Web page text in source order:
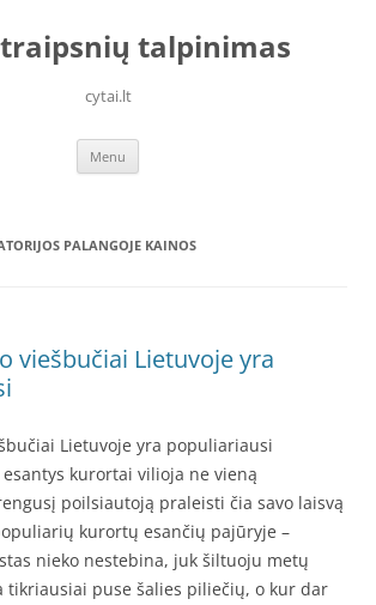
talpinimas
cytai.lt
Menu
PALANGOJE KAINOS
viešbučiai Lietuvoje yra
Lietuvoje yra populiariausi
esantys kurortai vilioja ne vieną
poilsiautoją praleisti čia savo laisvą
kurortų esančių pajūryje –
nieko nestebina, juk šiltuoju metų
tikriausiai puse šalies piliečių, o kur dar